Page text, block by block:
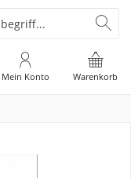
Warenkorb
Mein Konto